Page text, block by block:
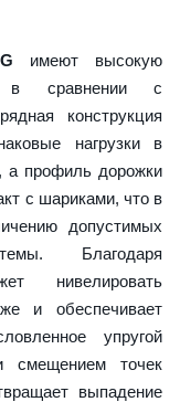
имеют высокую
в сравнении с
конструкция
нагрузки в
а профиль дорожки
с шариками, что в
допустимых
Благодаря
нивелировать
и обеспечивает
упругой
смещением точек
выпадение